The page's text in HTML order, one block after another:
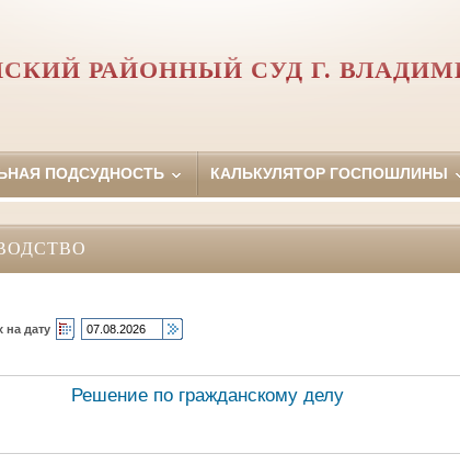
РАЙОННЫЙ СУД Г.
ПОДСУДНОСТЬ КАЛЬКУЛЯТОР ГОСПОШЛИНЫ
на дату
Решение по гражданскому делу